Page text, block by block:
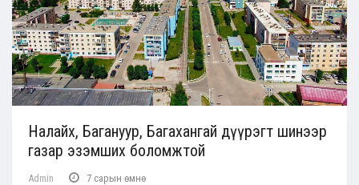
Налайх, Багануур, Багахангай дүүрэгт шинээр
газар эзэмших боломжтой
Admin 7 сарын өмнө